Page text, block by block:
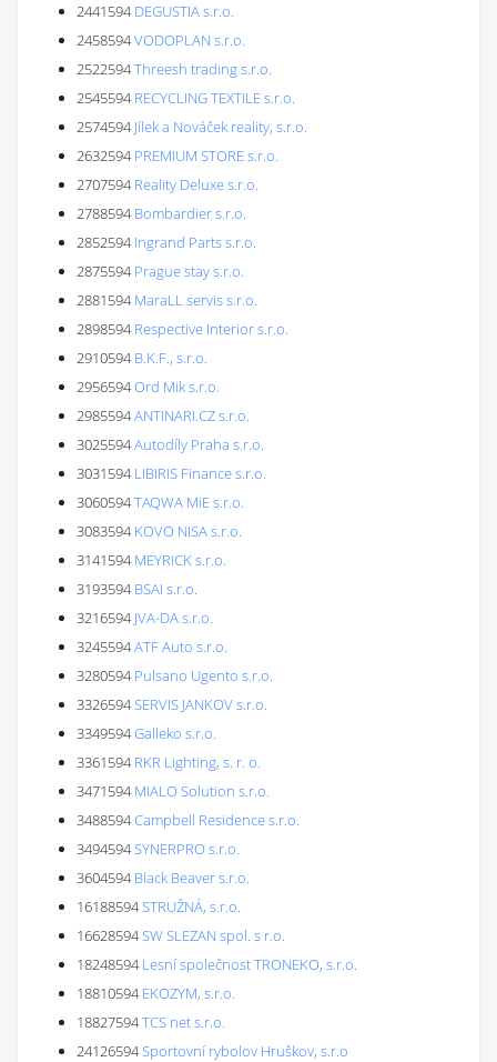
2441594 DEGUSTIA s.r.o.
2458594VODOPLAN s.r.o.
2522594Threesh trading s.r.o.
2545594 RECYCLING TEXTILE s.r.o.
2574594 Jílek a Nováček reality, s.r.o.
2632594 PREMIUM STORE s.r.o.
2707594 Reality Deluxe s.r.o.
2788594 Bombardier s.r.o.
2852594 Ingrand Parts s.r.o.
2875594 Prague stay s.r.o.
2881594 MaraLL servis s.r.o.
2898594 Respective Interior s.r.o.
2910594 B.K.F., s.r.o.
2956594Ord Mik s.r.o.
2985594ANTINARI.CZ s.r.o.
3025594Autodíly Praha s.r.o.
3031594 LIBIRIS Finance s.r.o.
3060594TAQWA MiE s.r.o.
3083594 KOVO NISA s.r.o.
3141594 MEYRICK s.r.o.
3193594 BSAI s.r.o.
3216594 JVA-DA s.r.o.
3245594ATF Auto s.r.o.
3280594 Pulsano Ugento s.r.o.
3326594SERVIS JANKOV s.r.o.
3349594Galleko s.r.o.
3361594 RKR Lighting, s. r. o.
3471594 MIALO Solution s.r.o.
3488594Campbell Residence s.r.o.
3494594SYNERPRO s.r.o.
3604594 Black Beaver s.r.o.
16188594STRUŽNÁ, s.r.o.
16628594SW SLEZAN spol. s r.o.
18248594 Lesní společnost TRONEKO, s.r.o.
18810594 EKOZYM, s.r.o.
18827594TCS net s.r.o.
24126594Sportovní rybolov Hruškov, s.r.o